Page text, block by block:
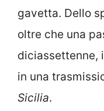
gavetta. Dello
oltre che una
diciassettenne,
in una
Sicilia.